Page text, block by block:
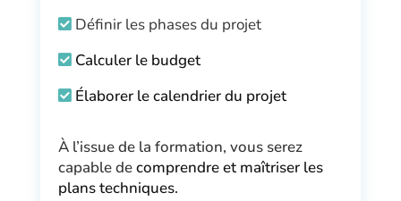
Définir les phases du projet
Calculer le budget
Élaborer le calendrier du projet
À l’issue de la formation, vous serez
capable decomprendre et maîtriser les
plans techniques.